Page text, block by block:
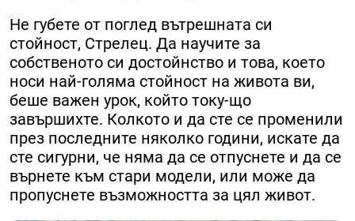
Не губете от поглед вътрешната си
стойност, Стрелец. Да научите за
собственото си достойнство и това, което
носи най-голяма стойност на живота ви,
беше важен урок, който току-що
завършихте. Колкото и да сте се променили
през последните няколко години, искате да
сте сигурни, че няма да се отпуснете и да се
върнете към стари модели, или може да
пропуснете възможността за цял живот.